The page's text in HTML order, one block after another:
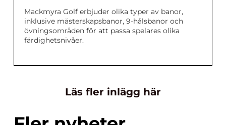
Mackmyra Golf erbjuder olika typer av banor,
inklusive mästerskapsbanor, 9-hålsbanor och
övningsområden för att passa spelares olika
färdighetsnivåer.
Läs fler inlägg här